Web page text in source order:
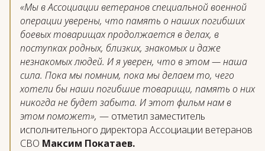
«Мы в Ассоциации ветеранов специальной военной
операции уверены, что память о наших погибших
боевых товарищах продолжается в делах, в
поступках родных, близких, знакомых и даже
незнакомых людей. И я уверен, что в этом — наша
сила. Пока мы помним, пока мы делаем то, чего
хотели бы наши погибшие товарищи, память о них
никогда не будет забыта. И этот фильм нам в
этом поможет», — отметил заместитель
исполнительного директора Ассоциации ветеранов
СВО Максим Покатаев.